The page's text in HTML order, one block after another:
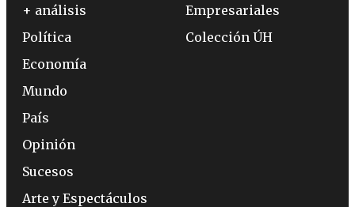
+ análisis
Política
Economía
Mundo
País
Opinión
Sucesos
Arte y Espectáculos
Empresariales
Colección ÚH